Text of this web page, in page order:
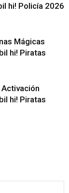
hi! Policía 2026
Mágicas
hi! Piratas
hi! Piratas